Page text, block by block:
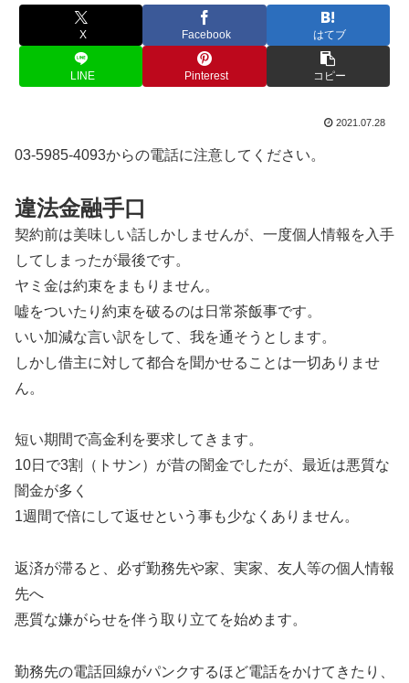
X Facebook はてブ
LINE Pinterest コピー
2021.07.28
03-5985-4093からの電話に注意してください。
違法金融手口
契約前は美味しい話しかしませんが、一度個人情報を入手
してしまったが最後です。
ヤミ金は約束をまもりません。
嘘をついたり約束を破るのは日常茶飯事です。
いい加減な言い訳をして、我を通そうとします。
しかし借主に対して都合を聞かせることは一切ありませ
ん。
短い期間で高金利を要求してきます。
10日で3割（トサン）が昔の闇金でしたが、最近は悪質な
闇金が多く
1週間で倍にして返せという事も少なくありません。
返済が滞ると、必ず勤務先や家、実家、友人等の個人情報
先へ
悪質な嫌がらせを伴う取り立てを始めます。
勤務先の電話回線がパンクするほど電話をかけてきたり、